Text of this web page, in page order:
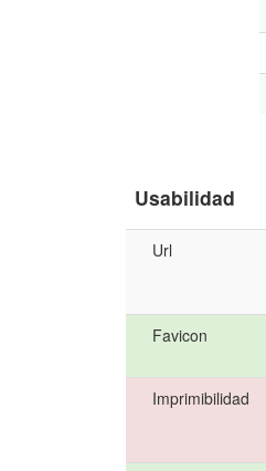
Usabilidad
Url
Favicon
Imprimibilidad